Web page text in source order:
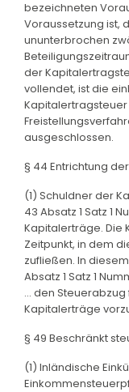
bezeichneten
Voraussetzung ist,
ununterbrochen
der
vollendet, ist die
Kapitalertragsteuer
ausgeschlossen.
§ 44 Entrichtung
(1) Schuldner der
43 Absatz 1 Satz 1
Kapitalerträge. Die
Zeitpunkt, in dem
zufließen. In
Absatz 1 Satz 1
... den
Kapitalerträge
§ 49 Beschränkt
(1) Inländische